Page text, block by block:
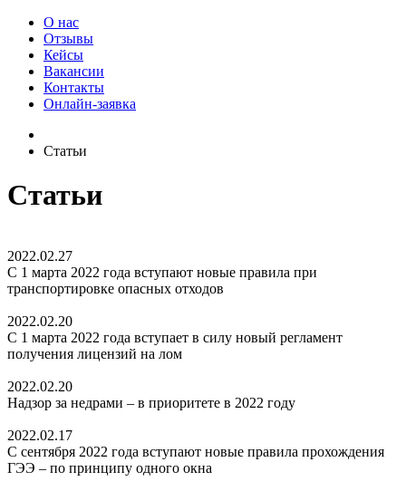
О нас
Отзывы
Кейсы
Вакансии
Контакты
Онлайн-заявка
Статьи
Статьи
2022.02.27
С 1 марта 2022 года вступают новые правила при
транспортировке опасных отходов
2022.02.20
С 1 марта 2022 года вступает в силу новый регламент
получения лицензий на лом
2022.02.20
Надзор за недрами – в приоритете в 2022 году
2022.02.17
С сентября 2022 года вступают новые правила прохождения
ГЭЭ – по принципу одного окна